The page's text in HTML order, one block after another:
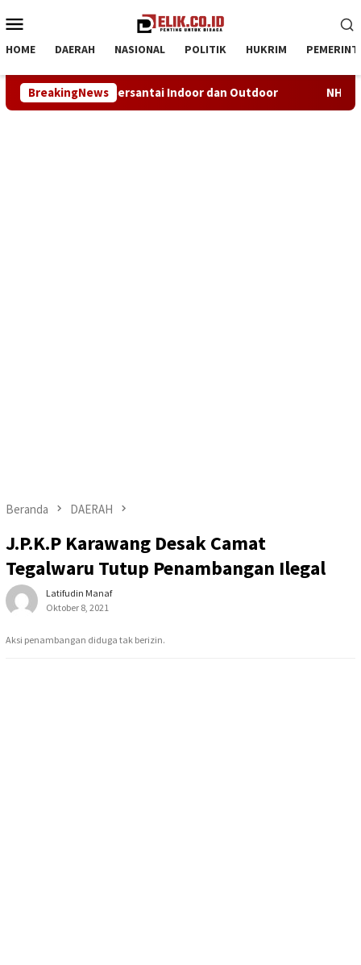
ke
Mobile
HOME DAERAH NASIONAL POLITIK HUKRIM
BreakingNews
dan Outdoor NHRI–KADIN Karawang Gelar
Beranda DAERAH
J.P.K.P Karawang Desak Camat
Tegalwaru Tutup Penambangan Ilegal
Latifudin Manaf
Oktober 8, 2021
Aksi penambangan diduga tak berizin.